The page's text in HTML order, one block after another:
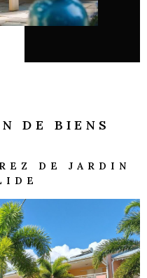
DE BIENS
DE JARDIN
BIEN